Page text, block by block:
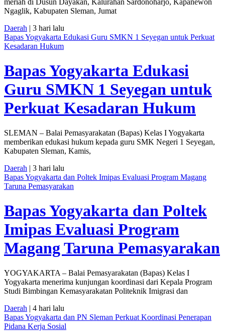
meriah di Dusun Dayakan, Kalurahan Sardonoharjo, Kapanewon
Ngaglik, Kabupaten Sleman, Jumat
Daerah | 3 hari lalu
Bapas Yogyakarta Edukasi Guru SMKN 1 Seyegan untuk Perkuat
Kesadaran Hukum
Bapas Yogyakarta Edukasi
Guru SMKN 1 Seyegan untuk
Perkuat Kesadaran Hukum
SLEMAN – Balai Pemasyarakatan (Bapas) Kelas I Yogyakarta
memberikan edukasi hukum kepada guru SMK Negeri 1 Seyegan,
Kabupaten Sleman, Kamis,
Daerah | 3 hari lalu
Bapas Yogyakarta dan Poltek Imipas Evaluasi Program Magang
Taruna Pemasyarakan
Bapas Yogyakarta dan Poltek
Imipas Evaluasi Program
Magang Taruna Pemasyarakan
YOGYAKARTA – Balai Pemasyarakatan (Bapas) Kelas I
Yogyakarta menerima kunjungan koordinasi dari Kepala Program
Studi Bimbingan Kemasyarakatan Politeknik Imigrasi dan
Daerah | 4 hari lalu
Bapas Yogyakarta dan PN Sleman Perkuat Koordinasi Penerapan
Pidana Kerja Sosial